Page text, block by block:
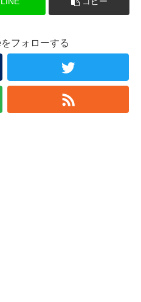
フォローする